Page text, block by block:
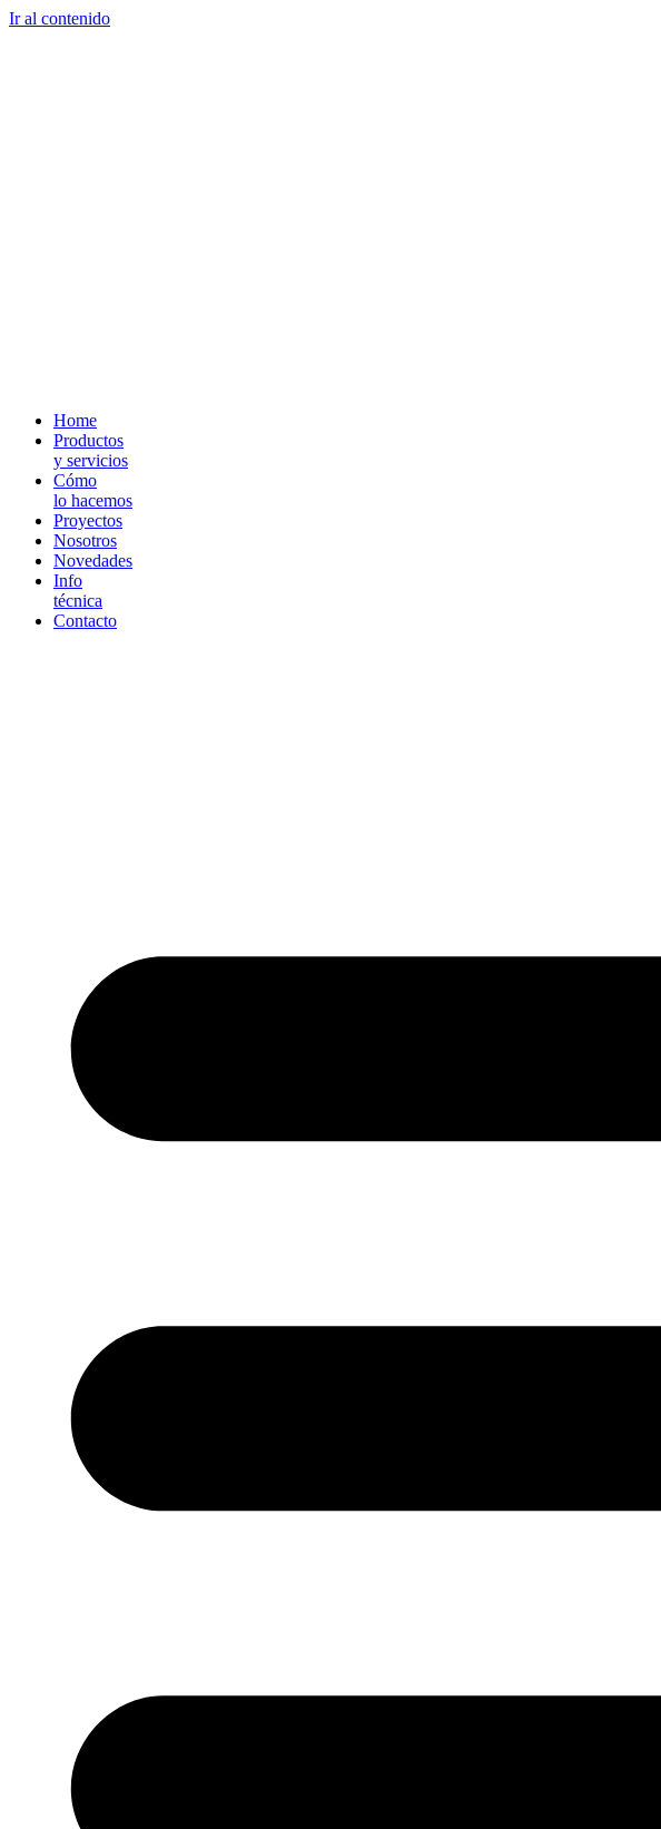
Ir al contenido
Home
Productos
y servicios
Cómo
lo hacemos
Proyectos
Nosotros
Novedades
Info
técnica
Contacto